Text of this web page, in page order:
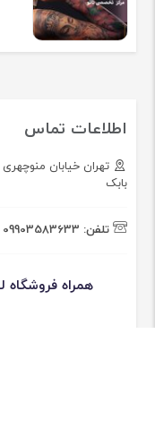
اطلاعات تماس
تهران خیابان
بابک
تلفن: 09903583633
همراه فروشگاه